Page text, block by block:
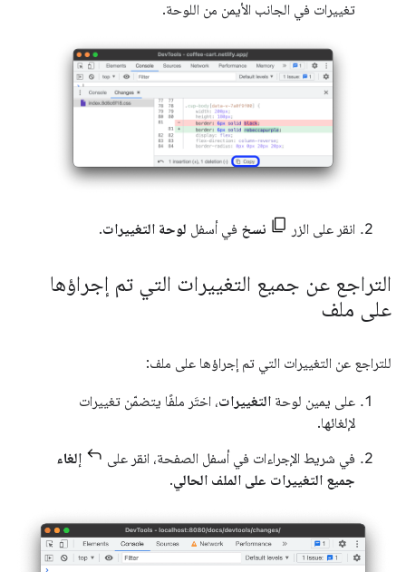
تغييرات في الجانب الأيمن من اللوحة.
انقر على الزر نسخ في أسفل لوحة التغييرات.
التراجع عن جميع التغييرات التي تم إجراؤها
على ملف
للتراجع عن التغييرات التي تم إجراؤها على ملف:
على يمين لوحة التغييرات، اختَر ملفًا يتضمّن تغييرات
لإلغائها.
في شريط الإجراءات في أسفل الصفحة، انقر على
إلغاء
جميع التغييرات على الملف الحالي.